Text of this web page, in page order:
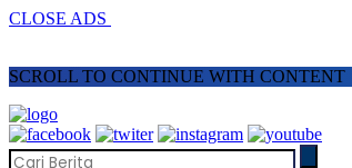
CLOSE ADS
SCROLL TO CONTINUE WITH CONTENT